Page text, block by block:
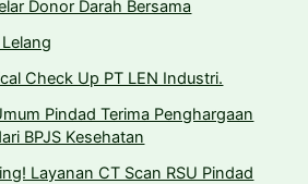
Donor Darah Bersama
Check Up PT LEN Industri.
Pindad Terima Penghargaan
BPJS Kesehatan
Layanan CT Scan RSU Pindad